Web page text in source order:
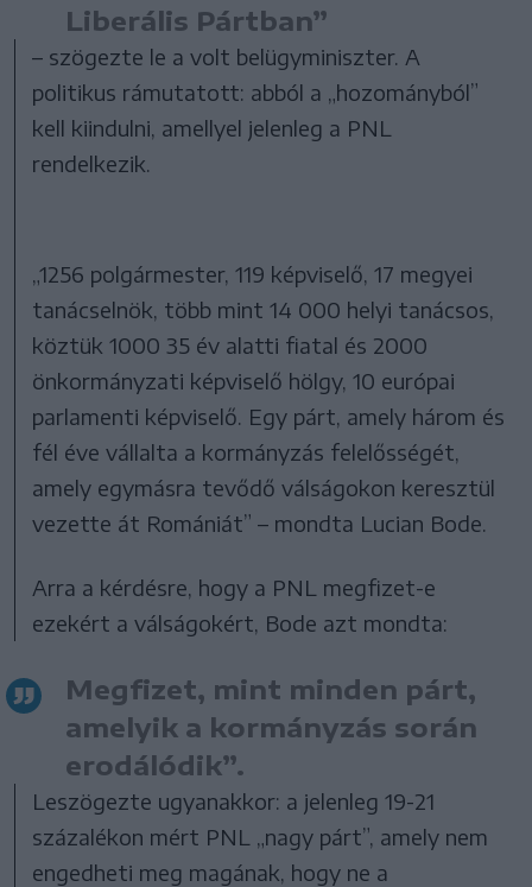
Liberális Pártban”
– szögezte le a volt belügyminiszter. A
politikus rámutatott: abból a „hozományból”
kell kiindulni, amellyel jelenleg a PNL
rendelkezik.
„1256 polgármester, 119 képviselő, 17 megyei
tanácselnök, több mint 14 000 helyi tanácsos,
köztük 1000 35 év alatti fiatal és 2000
önkormányzati képviselő hölgy, 10 európai
parlamenti képviselő. Egy párt, amely három és
fél éve vállalta a kormányzás felelősségét,
amely egymásra tevődő válságokon keresztül
vezette át Romániát” – mondta Lucian Bode.
Arra a kérdésre, hogy a PNL megfizet-e
ezekért a válságokért, Bode azt mondta:
Megfizet, mint minden párt,
amelyik a kormányzás során
erodálódik”.
Leszögezte ugyanakkor: a jelenleg 19-21
százalékon mért PNL „nagy párt”, amely nem
engedheti meg magának, hogy ne a